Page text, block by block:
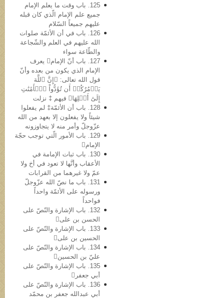
125. باب وقت ما یعلم الإمام
جمیع علم الإمام الّذي کان قبله
علیهم جمیعاً السّلام
126. باب في أن الأئمّة صلوات
الله علیهم في العلم والشّجاعة
والطّاعة سواء
127. باب أنّ الإمام یعرف
الإمام الذي یکون من بعده وأنّ
قول الله تعالى: ﴿إِنَّ ٱللَّهَ
يَأۡمُرُكُمۡ أَن تُؤَدُّواْ ٱلۡأَمَٰنَٰتِ
إِلَىٰٓ أَهۡلِهَا﴾ فیهم ‡ نزلت
128. باب أن الأئمّة‡ لم یفعلوا
شیئاً ولا یفعلون إلا بعهد من الله
عزّوجلّ وأمر منه لا یتجاوزونه
129. باب الأمور الّتي توجب حجّة
الإمام
130. باب ثبات الإمامة في
الأعقاب وأنَّها لا تعود في أخ ولا
عمّ ولا غیرهما من القرابات
131. باب ما نصّ الله عزّوجلّ
ورسوله علی الأئمّة واحداً
فواحداً
132. باب الإشارة والنّصّ على
الحسن بن علی
133. باب الإشارة والنّصّ علی
الحسین بن علی
134. باب الإشارة والنّصّ علی
عليّ بن الحسین
135. باب الإشارة والنّصّ علی
أبي جعفر
136. باب الإشارة والنّصّ علی
أبي عبدالله جعفر بن محمّد